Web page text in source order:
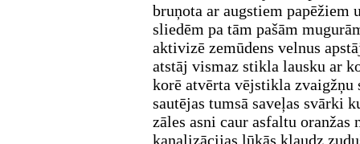
bruņota ar augstiem papēžiem
sliedēm pa tām pašām
aktivizē zemūdens velnus
atstāj vismaz stikla lausku ar
korē atvērta vējstikla zvaigžņu
sautējas tumsā saveļas svārki
zāles asni caur asfaltu oranžas
kanalizācijas lūkās klaudz